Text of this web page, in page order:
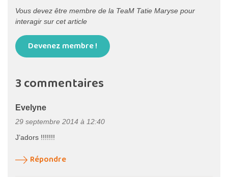
Vous devez être membre de la TeaM Tatie Maryse pour
interagir sur cet article
Devenez membre !
3 commentaires
Evelyne
29 septembre 2014 à 12:40
J’adors !!!!!!!
Répondre